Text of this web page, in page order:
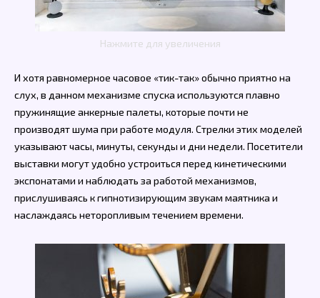
Нажмите для увеличения
И хотя равномерное часовое «тик-так» обычно приятно на
слух, в данном механизме спуска используются плавно
пружинящие анкерные палеты, которые почти не
производят шума при работе модуля. Стрелки этих моделей
указывают часы, минуты, секунды и дни недели. Посетители
выставки могут удобно устроиться перед кинетическими
экспонатами и наблюдать за работой механизмов,
прислушиваясь к гипнотизирующим звукам маятника и
наслаждаясь неторопливым течением времени.